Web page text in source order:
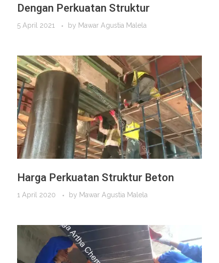
Dengan Perkuatan Struktur
5 April 2021 by Mawar Agustia Malela
Harga Perkuatan Struktur Beton
1 April 2020 by Mawar Agustia Malela